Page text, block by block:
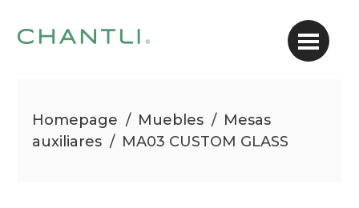
Homepage / Muebles / Mesas
auxiliares / MA03 CUSTOM GLASS